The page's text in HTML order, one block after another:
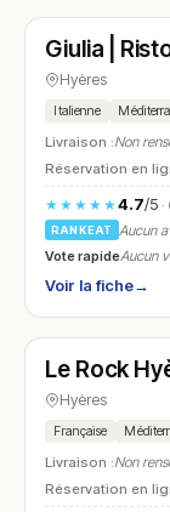
N° 17
Giulia |
Hyères
Italienne
Livraison :Non
Réservation en
★★★★★4.7/5
RANKEAT
Aucun
Vote rapideAucun
Voir la fiche→
N° 18
Le Rock
Hyères
Française
Livraison :Non
Réservation en